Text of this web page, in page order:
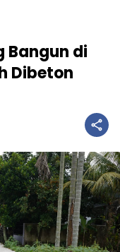
Bangun di
Dibeton